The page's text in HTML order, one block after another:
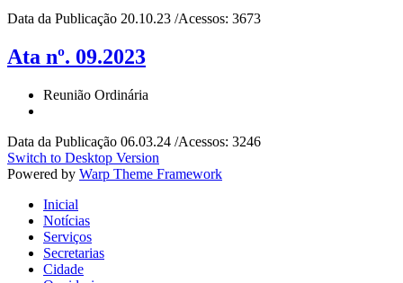
Data da Publicação 20.10.23 /Acessos: 3673
Ata nº. 09.2023
Reunião Ordinária
Data da Publicação 06.03.24 /Acessos: 3246
Switch to Desktop Version
Powered by Warp Theme Framework
Inicial
Notícias
Serviços
Secretarias
Cidade